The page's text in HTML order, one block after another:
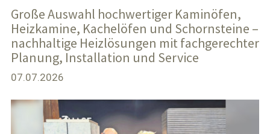
Große Auswahl hochwertiger Kaminöfen,
Heizkamine, Kachelöfen und Schornsteine –
nachhaltige Heizlösungen mit fachgerechter
Planung, Installation und Service
07.07.2026